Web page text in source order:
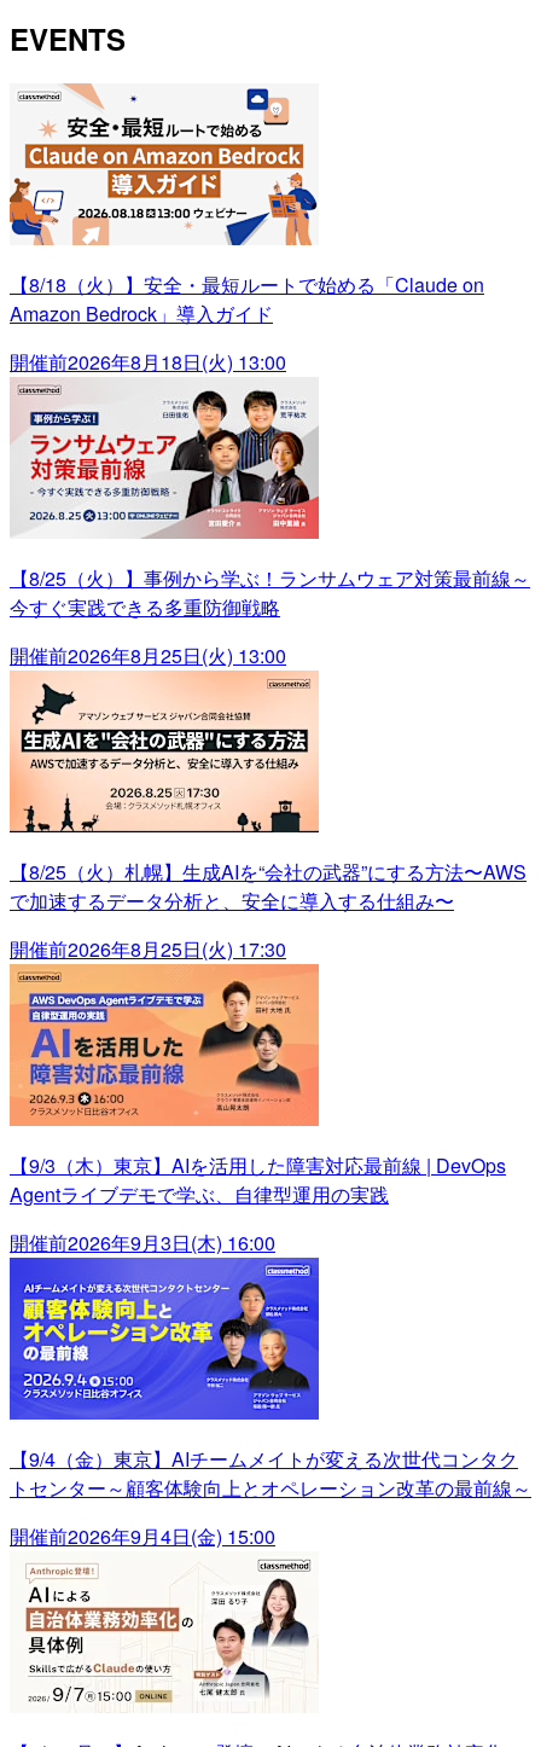
EVENTS
【8/18（火）】安全・最短ルートで始める「Claude on
Amazon Bedrock」導入ガイド
開催前2026年8月18日(火) 13:00
【8/25（火）】事例から学ぶ！ランサムウェア対策最前線～
今すぐ実践できる多重防御戦略
開催前2026年8月25日(火) 13:00
【8/25（火）札幌】生成AIを“会社の武器”にする方法〜AWS
で加速するデータ分析と、安全に導入する仕組み〜
開催前2026年8月25日(火) 17:30
【9/3（木）東京】AIを活用した障害対応最前線 | DevOps
Agentライブデモで学ぶ、自律型運用の実践
開催前2026年9月3日(木) 16:00
【9/4（金）東京】AIチームメイトが変える次世代コンタク
トセンター～顧客体験向上とオペレーション改革の最前線～
開催前2026年9月4日(金) 15:00